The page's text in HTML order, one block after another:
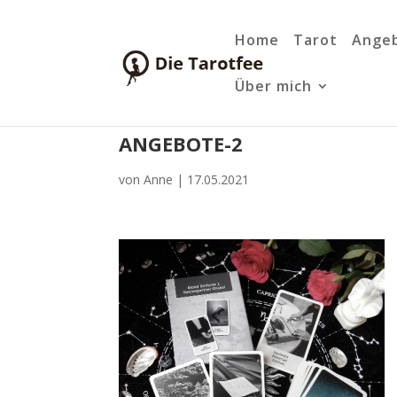
Home Tarot
Über mich
ANGEBOTE-2
vonAnne | 17.05.2021